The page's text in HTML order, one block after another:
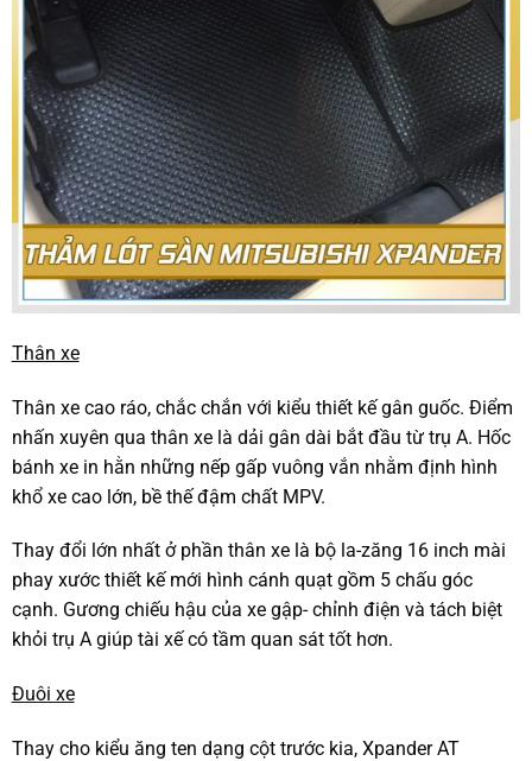
Thân xe
Thân xe cao ráo, chắc chắn với kiểu thiết kế gân guốc. Điểm
nhấn xuyên qua thân xe là dải gân dài bắt đầu từ trụ A. Hốc
bánh xe in hằn những nếp gấp vuông vắn nhằm định hình
khổ xe cao lớn, bề thế đậm chất MPV.
Thay đổi lớn nhất ở phần thân xe là bộ la-zăng 16 inch mài
phay xước thiết kế mới hình cánh quạt gồm 5 chấu góc
cạnh. Gương chiếu hậu của xe gập- chỉnh điện và tách biệt
khỏi trụ A giúp tài xế có tầm quan sát tốt hơn.
Đuôi xe
Thay cho kiểu ăng ten dạng cột trước kia, Xpander AT